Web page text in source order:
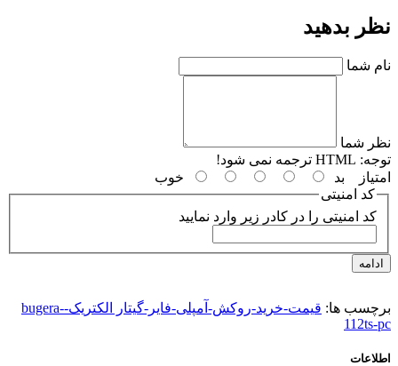
نظر بدهید
نام شما
نظر شما
توجه:
امتیاز
بد
خوب
کد امنیتی
کد امنیتی را در کادر زیر وارد نمایید
ادامه
برچسب ها:
قیمت-خرید-روکش-آمپلی-فایر-گیتار الکتریک-bugera-
112ts-pc
اطلاعات